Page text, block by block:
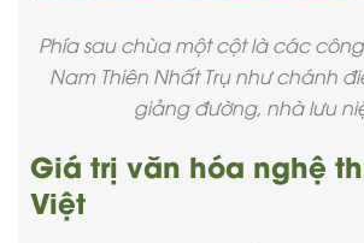
Phía sau chùa một cột là các
Nam Thiên Nhất Trụ như chánh
giảng đường, nhà lưu
Giá trị văn hóa nghệ
Việt